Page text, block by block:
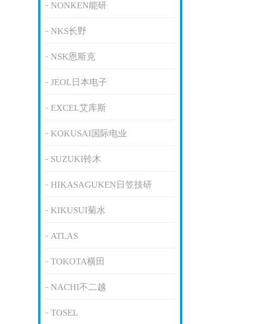
NONKEN能研
NKS长野
NSK恩斯克
JEOL日本电子
EXCEL艾库斯
KOKUSAI国际电业
SUZUKI铃木
HIKASAGUKEN日笠技研
KIKUSUI菊水
ATLAS
TOKOTA横田
NACHI不二越
TOSEL